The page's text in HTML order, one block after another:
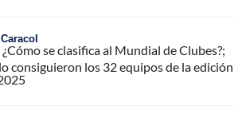
¿Cómo se clasifica al Mundial de Clubes?;
consiguieron los 32 equipos de la edición